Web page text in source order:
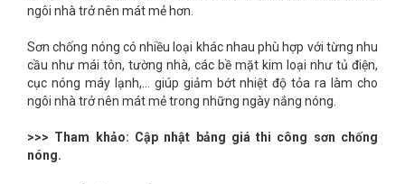
ngôi nhà trở nên mát mẻ hơn.
Sơn chống nóng có nhiều loại khác nhau phù hợp với từng nhu
cầu như mái tôn, tường nhà, các bề mặt kim loại như tủ điện,
cục nóng máy lạnh,… giúp giảm bớt nhiệt độ tỏa ra làm cho
ngôi nhà trở nên mát mẻ trong những ngày nắng nóng.
>>> Tham khảo: Cập nhật bảng giá thi công sơn chống
nóng.